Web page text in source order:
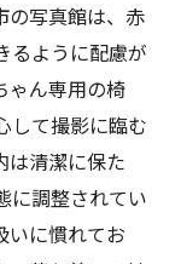
の写真館は、赤
るように配慮が
ゃん専用の椅
して撮影に臨む
は清潔に保た
に調整されてい
いに慣れてお